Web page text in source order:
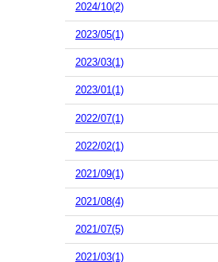
2024/10(2)
2023/05(1)
2023/03(1)
2023/01(1)
2022/07(1)
2022/02(1)
2021/09(1)
2021/08(4)
2021/07(5)
2021/03(1)